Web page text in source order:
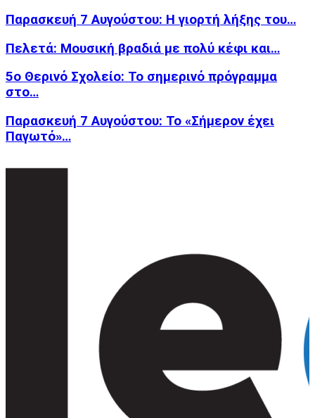
Παρασκευή 7 Αυγούστου: Η γιορτή λήξης του…
Πελετά: Μουσική βραδιά με πολύ κέφι και…
5ο Θερινό Σχολείο: Το σημερινό πρόγραμμα
στο…
Παρασκευή 7 Αυγούστου: Το «Σήμερον έχει
Παγωτό»…